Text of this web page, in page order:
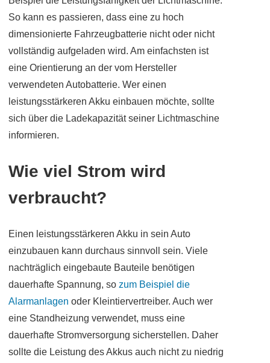
So kann es passieren, dass eine zu hoch
dimensionierte Fahrzeugbatterie nicht oder nicht
vollständig aufgeladen wird. Am einfachsten ist
eine Orientierung an der vom Hersteller
verwendeten Autobatterie. Wer einen
leistungsstärkeren Akku einbauen möchte, sollte
sich über die Ladekapazität seiner Lichtmaschine
informieren.
Wie viel Strom wird
verbraucht?
Einen leistungsstärkeren Akku in sein Auto
einzubauen kann durchaus sinnvoll sein. Viele
nachträglich eingebaute Bauteile benötigen
dauerhafte Spannung, so zum Beispiel die
Alarmanlagen oder Kleintiervertreiber. Auch wer
eine Standheizung verwendet, muss eine
dauerhafte Stromversorgung sicherstellen. Daher
sollte die Leistung des Akkus auch nicht zu niedrig